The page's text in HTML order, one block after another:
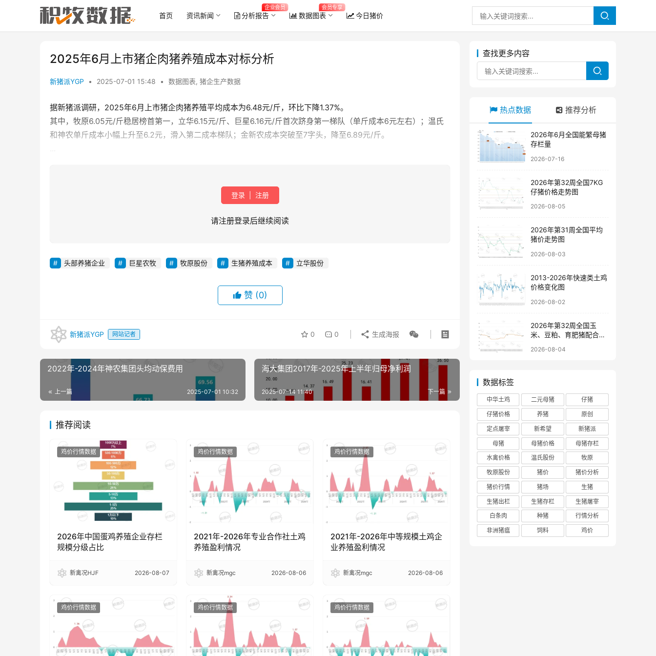
首页 资讯新闻 分析报告
企业会员
数据图表
会员专享
今日猪价
2025年6月上市猪企肉猪养殖成本对标分析
新猪派YGP • 2025-07-01 15:48 • 数据图表, 猪企生产数据
据新猪派调研，2025年6月上市猪企肉猪养殖平均成本为6.48元/斤，环比下降1.37%。
其中，牧原6.05元/斤稳居榜首第一，立华6.15元/斤、巨星6.16元/斤首次跻身第一梯队（单斤成本6元左右）；温氏
和神农单斤成本小幅上升至6.2元，滑入第二成本梯队；金新农成本突破至7字头，降至6.89元/斤。
登录 注册
请注册登录后继续阅读
头部养猪企业 巨星农牧 牧原股份 生猪养殖成本 立华股份
赞 (0)
新猪派YGP 网站记者 0 0 生成海报
2022年-2024年神农集团头均动保费用
上一篇 2025-07-01 10:32
海大集团2017年-2025年上半年归母净利润
下一篇
2025-07-14 11:40
推荐阅读
鸡价行情数据
2026年中国蛋鸡养殖企业存栏
规模分级占比
新禽况HJF 2026-08-07
鸡价行情数据
2021年-2026年专业合作社土鸡
养殖盈利情况
新禽况mgc 2026-08-06
鸡价行情数据
2021年-2026年中等规模土鸡企
业养殖盈利情况
新禽况mgc 2026-08-06
鸡价行情数据 鸡价行情数据 鸡价行情数据
查找更多内容
热点数据 推荐分析
2026年6月全国能繁母猪
存栏量
2026-07-16
2026年第32周全国7KG
仔猪价格走势图
2026-08-05
2026年第31周全国平均
猪价走势图
2026-08-03
2013-2026年快速类土鸡
价格变化图
2026-08-02
2026年第32周全国玉
米、豆粕、育肥猪配合饲
2026-08-04
数据标签
中华土鸡 二元母猪
仔猪
仔猪价格
养猪
原创
定点屠宰
新希望
新猪派
母猪
母猪价格
母猪存栏
水禽价格
温氏股份
牧原
牧原股份
猪价
猪价分析
猪价行情
猪场
生猪
生猪出栏
生猪存栏
生猪屠宰
白条肉
种猪
行情分析
非洲猪瘟
饲料 鸡价